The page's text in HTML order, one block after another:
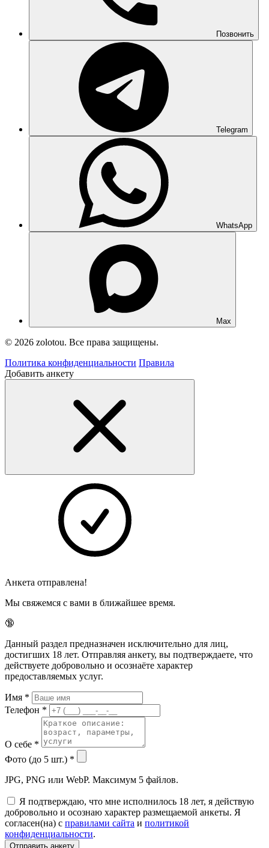
Позвонить
Telegram
WhatsApp
Max
© 2026 zolotou. Все права защищены.
Политика конфиденциальности Правила
Добавить анкету
Анкета отправлена!
Мы свяжемся с вами в ближайшее время.
🔞
Данный раздел предназначен исключительно для лиц,
достигших 18 лет. Отправляя анкету, вы подтверждаете, что
действуете добровольно и осознаёте характер
предоставляемых услуг.
Имя *
Телефон *
О себе *
Фото (до 5 шт.) *
JPG, PNG или WebP. Максимум 5 файлов.
Я подтверждаю, что мне исполнилось 18 лет, я действую
добровольно и осознаю характер размещаемой анкеты. Я
согласен(на) с правилами сайта и политикой
конфиденциальности.
Отправить анкету